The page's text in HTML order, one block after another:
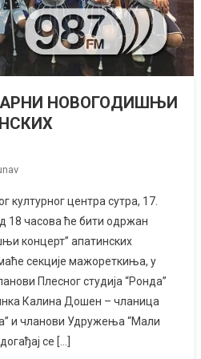
НОВОГОДИШЊИ
културног центра сутра, 17.
18 часова ће бити одржан
концерт” апатинских
секције мажореткиња, у
Плесног студија “Ронда”
Калина Дошен – чланица
и чланови Удружења “Мали
се […]